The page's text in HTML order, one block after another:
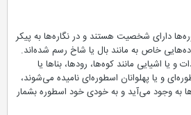
دارای شخصیت هستند و در نگاره‌ها به پیکر
خاص به مانند بال یا شاخ رسم شده‌اند.
یا اشیایی مانند کوه‌ها، رودها، بناها یا
و یا پهلوانان اسطوره‌ای نامیده می‌شوند،
به وجود می‌آید و به خودی خود اسطوره بشمار